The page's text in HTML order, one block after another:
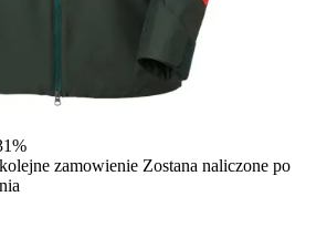
zamowienie Zostana naliczone po